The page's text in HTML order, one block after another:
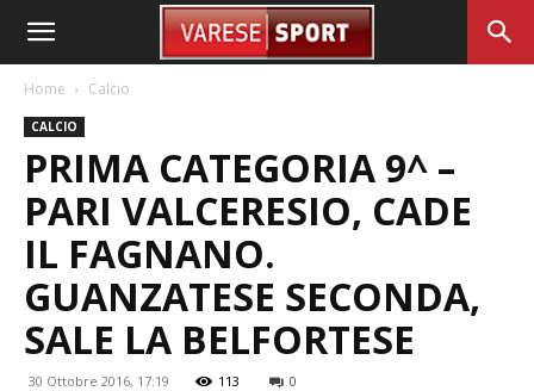
Home Calcio
CALCIO
PRIMA CATEGORIA 9^ –
PARI VALCERESIO, CADE
IL FAGNANO.
GUANZATESE SECONDA,
SALE LA BELFORTESE
30 Ottobre 2016, 17:19 113 0